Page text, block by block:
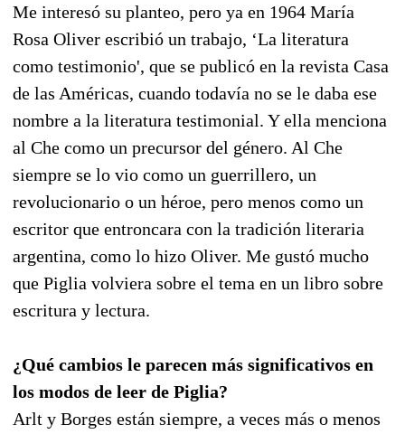
Me interesó su planteo, pero ya en 1964 María
Rosa Oliver escribió un trabajo, ‘La literatura
como testimonio', que se publicó en la revista Casa
de las Américas, cuando todavía no se le daba ese
nombre a la literatura testimonial. Y ella menciona
al Che como un precursor del género. Al Che
siempre se lo vio como un guerrillero, un
revolucionario o un héroe, pero menos como un
escritor que entroncara con la tradición literaria
argentina, como lo hizo Oliver. Me gustó mucho
que Piglia volviera sobre el tema en un libro sobre
escritura y lectura.
¿Qué cambios le parecen más significativos en
los modos de leer de Piglia?
Arlt y Borges están siempre, a veces más o menos